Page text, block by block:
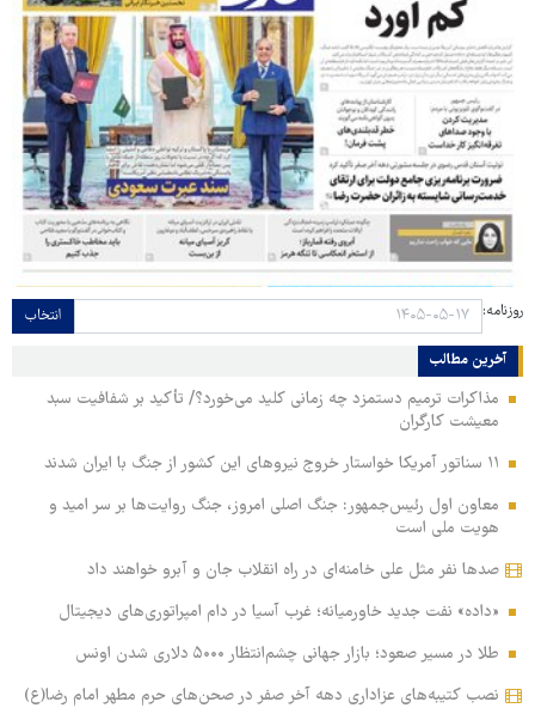
روزنامه: انتخاب
آخرین مطالب
مذاکرات ترمیم دستمزد چه زمانی کلید می‌خورد؟/ تأکید بر شفافیت سبد
معیشت کارگران
۱۱ سناتور آمریکا خواستار خروج نیروهای این کشور از جنگ با ایران شدند
معاون اول رئیس‌جمهور: جنگ اصلی امروز، جنگ روایت‌ها بر سر امید و
هویت ملی است
صدها نفر مثل علی خامنه‌ای در راه انقلاب جان و آبرو خواهند داد
«داده» نفت جدید خاورمیانه؛ غرب آسیا در دام امپراتوری‌های دیجیتال
طلا در مسیر صعود؛ بازار جهانی چشم‌انتظار ۵۰۰۰ دلاری شدن اونس
نصب کتیبه‌های عزاداری دهه آخر صفر در صحن‌های حرم مطهر امام رضا(ع)